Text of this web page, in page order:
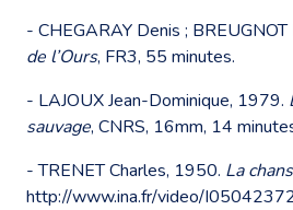
- CHEGARAY Denis ;
de l’Ours, FR3, 55 minutes.
- LAJOUX Jean-Dominique, 1979.
sauvage, CNRS, 16mm, 14
- TRENET Charles, 1950. La
http://www.ina.fr/video/